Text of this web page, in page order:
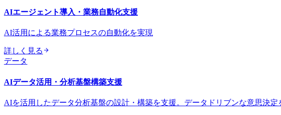
AIエージェント導入・業務自動化支援
AI活用による業務プロセスの自動化を実現
詳しく見る
データ
AIデータ活用・分析基盤構築支援
AIを活用したデータ分析基盤の設計・構築を支援。データドリブンな意思決定